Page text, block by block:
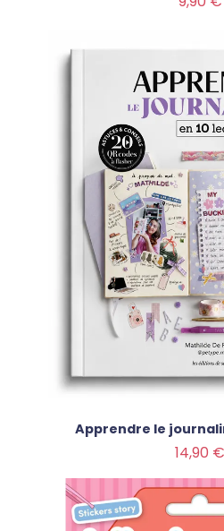
Apprendre le
14,90 €